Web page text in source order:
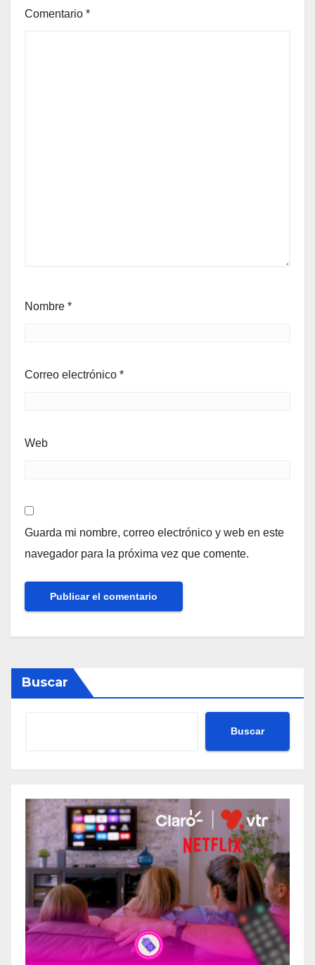
Comentario *
Nombre *
Correo electrónico *
Web
Guarda mi nombre, correo electrónico y web en este
navegador para la próxima vez que comente.
Buscar
Buscar